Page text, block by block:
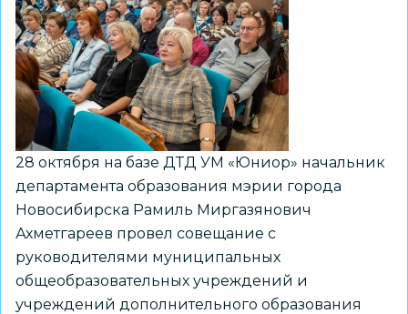
28 октября на базе ДТД УМ «Юниор» начальник
департамента образования мэрии города
Новосибирска Рамиль Миргазянович
Ахметгареев провел совещание с
руководителями муниципальных
общеобразовательных учреждений и
учреждений дополнительного образования